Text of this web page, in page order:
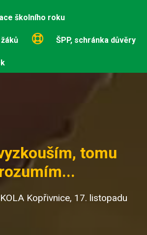
školního roku
ŠPP, schránka důvěry
tomu
rozumím...
Kopřivnice, 17. listopadu